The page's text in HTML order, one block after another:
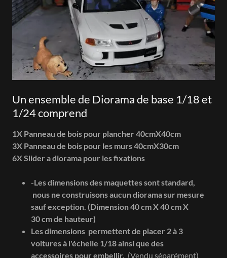
Un ensemble de Diorama de base 1/18 et
1/24 comprend
1X Panneau de bois pour plancher 40cmX40cm
3X Panneau de bois pour les murs 40cmX30cm
6X Slider a diorama pour les fixations
-Les dimensions des maquettes sont standard,
nous ne construisons aucun diorama sur mesure
sauf exception. (Dimension 40 cm X 40 cm X
30 cm de hauteur)
Les dimensions permettent de placer 2 à 3
voitures à l'échelle 1/18 ainsi que des
accessoires pour embellir. (Vendu séparément)